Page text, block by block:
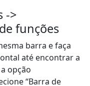
->
funções
barra e faça
até encontrar a
opção
“Barra de